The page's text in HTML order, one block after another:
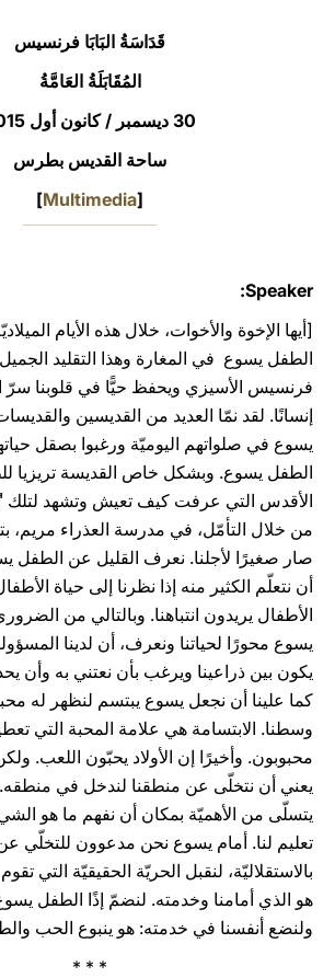
قَدَاسَةُ البَابَا فرنسيس
المُقَابَلَةُ العَامَّةُ
30 ديسمبر / كانون أول 2015
ساحة القديس بطرس
[
Multimedia
]
Speaker:
[أيها الإخوة والأخوات، خلال هذه الأيام
الطفل يسوع في المغارة وهذا التقليد
فرنسيس الأسيزي ويحفظ حيًّا في قلوبنا سرّ
إنسانًا. لقد نمّا العديد من القديسين
يسوع في صلواتهم اليوميّة ورغبوا بصقل
الطفل يسوع. وبشكل خاص القديسة تريزيا
الأقدس التي عرفت كيف تعيش وتشهد لتلك
من خلال التأمّل، في مدرسة العذراء مريم،
صار صغيرًا لأجلنا. نعرف القليل عن الطفل
أن نتعلّم الكثير منه إذا نظرنا إلى حياة
الأطفال يريدون انتباهنا. وبالتالي من
يسوع محورًا لحياتنا ونعرف، أن لدينا
يكون بين ذراعينا ويرغب بأن نعتني به وأن
كما علينا أن نجعل يسوع يبتسم لنظهر له
وسطنا. الابتسامة هي علامة المحبة التي
محبوبون. وأخيرًا إن الأولاد يحبّون اللعب.
يعني أن نتخلّى عن منطقنا لندخل في منطقه.
يتسلّى من الأهميّة بمكان أن نفهم ما هو
تعليم لنا. أمام يسوع نحن مدعوون للتخلّي عن
بالاستقلاليّة، لنقبل الحريّة الحقيقيّة التي
هو الذي أمامنا وخدمته. لنضمّ إذًا الطفل
ولنضع أنفسنا في خدمته: هو ينبوع الحب
* * *